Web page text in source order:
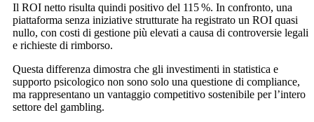
Il ROI netto risulta quindi positivo del 115 %. In confronto, una
piattaforma senza iniziative strutturate ha registrato un ROI quasi
nullo, con costi di gestione più elevati a causa di controversie legali
e richieste di rimborso.
Questa differenza dimostra che gli investimenti in statistica e
supporto psicologico non sono solo una questione di compliance,
ma rappresentano un vantaggio competitivo sostenibile per l’intero
settore del gambling.